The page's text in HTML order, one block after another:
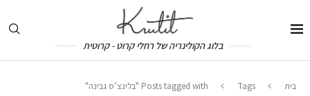
בלוג הקולינריה של רחלי קרוט - קרוטית
בית Tags Posts tagged with "בלינצ’ס גבינה"